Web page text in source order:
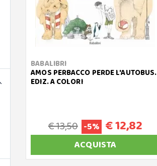
BABALIBRI
AMOS PERBACCO PERDE L'AUTOBUS.
EDIZ. A COLORI
€ 13,50 -5% € 12,82
ACQUISTA